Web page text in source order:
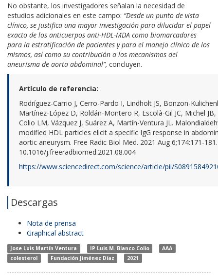
No obstante, los investigadores señalan la necesidad de
estudios adicionales en este campo: “Desde un punto de vista
clínico, se justifica una mayor investigación para dilucidar el papel
exacto de los anticuerpos anti-HDL-MDA como biomarcadores
para la estratificación de pacientes y para el manejo clínico de los
mismos, así como su contribución a los mecanismos del
aneurisma de aorta abdominal”, concluyen.
Artículo de referencia:
Rodríguez-Carrio J, Cerro-Pardo I, Lindholt JS, Bonzon-
Martínez-López D, Roldán-Montero R, Escolà-Gil JC, Michel
Colio LM, Vázquez J, Suárez A, Martín-Ventura JL.
modified HDL particles elicit a specific IgG response in
aortic aneurysm. Free Radic Biol Med. 2021 Aug 6;174:171-
10.1016/j.freeradbiomed.2021.08.004
https://www.sciencedirect.com/science/article/pii/
Descargas
Nota de prensa
Graphical abstract
Jose Luis Martín Ventura IP Luis M. Blanco Colio
AAA
colesterol
Fundación Jiménez Díaz 2021